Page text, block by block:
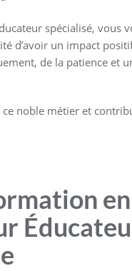
spécialisé, vous
d’avoir un impact
de la patience et
noble métier et
en